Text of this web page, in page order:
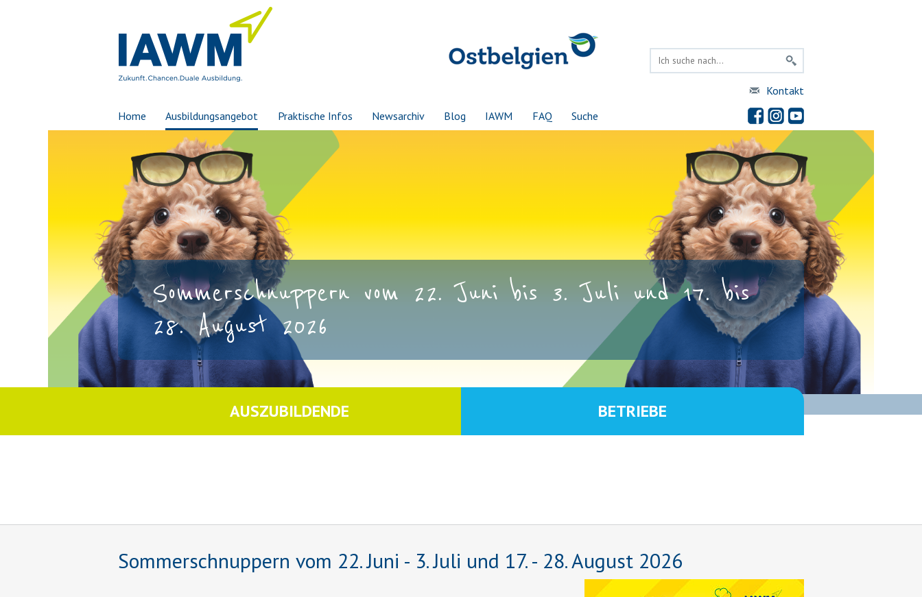
Home Ausbildungsangebot Praktische Infos Newsarchiv Blog IAWM FAQ Suche
Kontakt
Sommerschnuppern vom 22. Juni bis 3. Juli und 17. bis
28. August 2026
AUSZUBILDENDE BETRIEBE
Sommerschnuppern vom 22. Juni - 3. Juli und 17. - 28. August 2026